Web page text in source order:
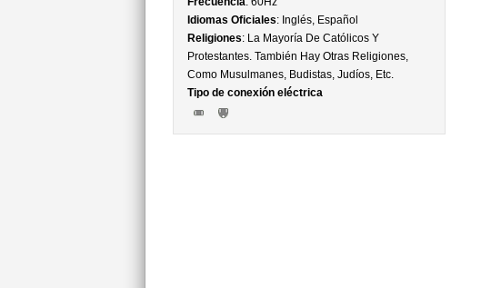
Idiomas Oficiales: Inglés, Español
Religiones: La Mayoría De Católicos Y
Protestantes. También Hay Otras Religiones,
Como Musulmanes, Budistas, Judíos, Etc.
Tipo de conexión eléctrica